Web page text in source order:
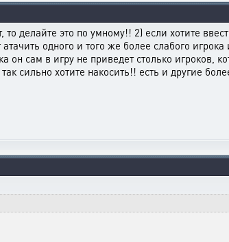
делайте это по умному!! 2) если хотите
одного и того же более слабого
сам в игру не приведет столько игроков,
сильно хотите накосить!! есть и другие